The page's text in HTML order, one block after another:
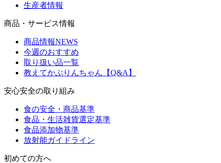
生産者情報
商品・サービス情報
商品情報NEWS
今週のおすすめ
取り扱い品一覧
教えてかぶりんちゃん【Q&A】
安心安全の取り組み
食の安全・商品基準
食品・生活雑貨選定基準
食品添加物基準
放射能ガイドライン
初めての方へ